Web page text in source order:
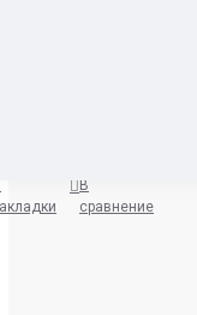
В
сравнение